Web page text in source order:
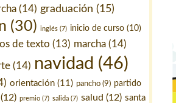
(14) graduación (15)
(30) inglés(7) inicio de curso(10)
de texto (13) marcha (14)
(14) navidad (46)
orientación (11) pancho (9) partido
(12) premio (7) salida (7) salud (12) santa